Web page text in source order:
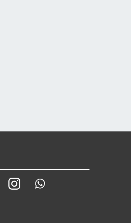
YoutubeInstagram